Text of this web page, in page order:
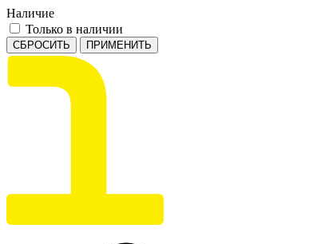
Наличие
Только в наличии
СБРОСИТЬ ПРИМЕНИТЬ